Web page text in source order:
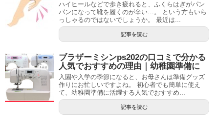
ハイヒールなどで歩き疲れると、ふくらはぎがパン
パンになって靴を履くのが辛い…。 という方もいら
っしゃるのではないでしょうか。 最近は...
記事を読む
ブラザーミシンps202の口コミで分かる
人気でおすすめの理由｜幼稚園準備に
入園や入学の季節になると、お母さんは準備グッズ
作りにお忙しいですよね。 初心者でも簡単に使え
て、幼稚園準備に活躍する人気でおすすめ...
記事を読む